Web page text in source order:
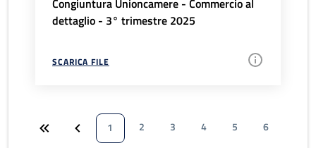
Congiuntura Unioncamere - Commercio al
dettaglio - 3° trimestre 2025
SCARICA FILE
1 2 3 4 5
6